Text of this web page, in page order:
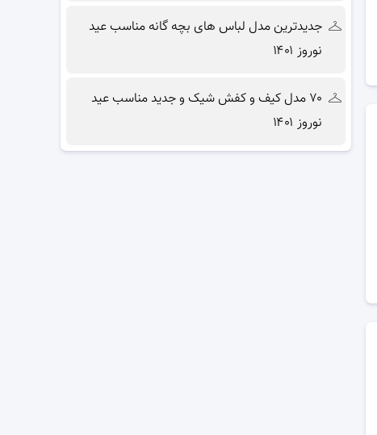
جدیدترین مدل لباس های بچه گانه مناسب عید
نوروز ۱۴۰۱
۷۰ مدل کیف و کفش شیک و جدید مناسب عید
نوروز ۱۴۰۱